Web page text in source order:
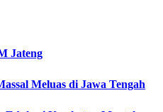
Jateng
Meluas di Jawa Tengah